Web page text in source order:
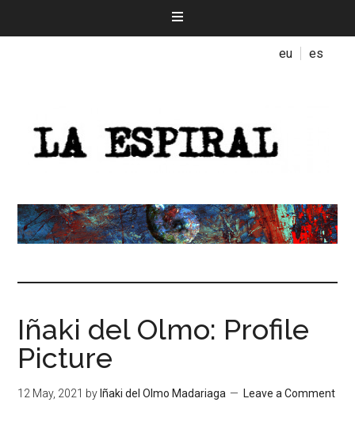
eu es
Iñaki del Olmo: Profile
Picture
12 May, 2021 by Iñaki del Olmo Madariaga Leave a Comment